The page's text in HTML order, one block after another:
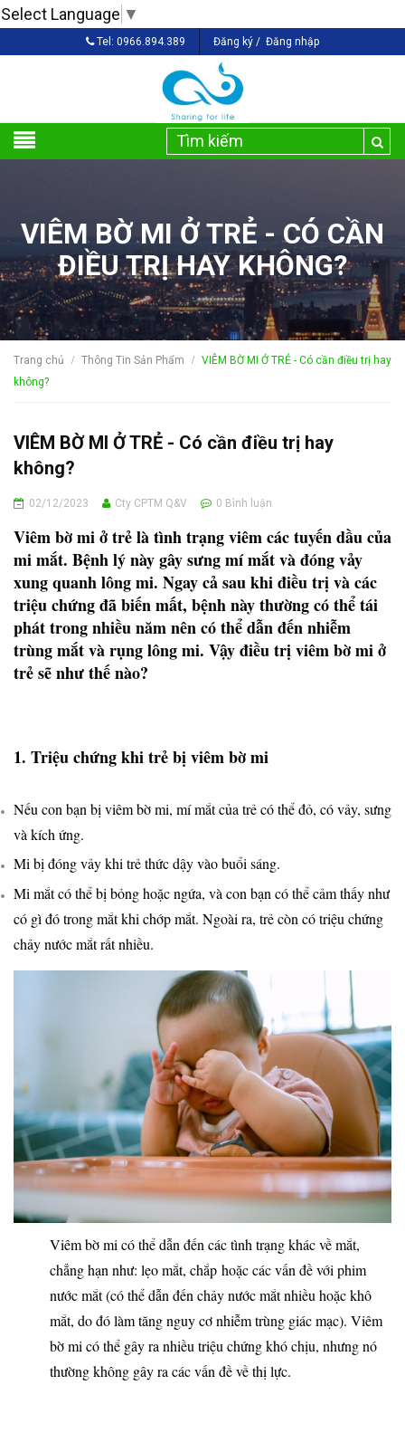
Select Language ▼
Tel: 0966.894.389 Đăng ký / Đăng nhập
VIÊM BỜ MI Ở TRẺ - CÓ CẦN
ĐIỀU TRỊ HAY KHÔNG?
Trang chủ / Thông Tin Sản Phẩm /
VIÊM BỜ MI Ở TRẺ - Có cần điều trị hay
không?
VIÊM BỜ MI Ở TRẺ - Có cần điều trị hay
không?
02/12/2023 Cty CPTM Q&V 0 Bình luận
Viêm bờ mi ở trẻ là tình trạng viêm các tuyến dầu của
mi mắt. Bệnh lý này gây sưng mí mắt và đóng vảy
xung quanh lông mi. Ngay cả sau khi điều trị và các
triệu chứng đã biến mất, bệnh này thường có thể tái
phát trong nhiều năm nên có thể dẫn đến nhiễm
trùng mắt và rụng lông mi. Vậy điều trị viêm bờ mi ở
trẻ sẽ như thế nào?
1. Triệu chứng khi trẻ bị viêm bờ mi
Nếu con bạn bị viêm bờ mi, mí mắt của trẻ có thể đỏ, có vảy, sưng
và kích ứng.
Mi bị đóng vảy khi trẻ thức dậy vào buổi sáng.
Mi mắt có thể bị bỏng hoặc ngứa, và con bạn có thể cảm thấy như
có gì đó trong mắt khi chớp mắt. Ngoài ra, trẻ còn có triệu chứng
chảy nước mắt rất nhiều.
Viêm bờ mi có thể dẫn đến các tình trạng khác về mắt,
chẳng hạn như: lẹo mắt, chắp hoặc các vấn đề với phim
nước mắt (có thể dẫn đến chảy nước mắt nhiều hoặc khô
mắt, do đó làm tăng nguy cơ nhiễm trùng giác mạc). Viêm
bờ mi có thể gây ra nhiều triệu chứng khó chịu, nhưng nó
thường không gây ra các vấn đề về thị lực.